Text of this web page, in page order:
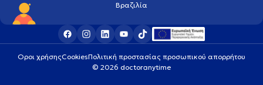
Βραζιλία
Οροι χρήσηςCookiesΠολιτική προστασίας προσωπικού απορρήτου
© 2026 doctoranytime